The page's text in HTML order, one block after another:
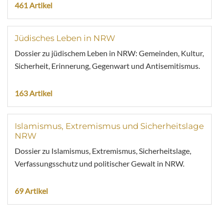
461 Artikel
Jüdisches Leben in NRW
Dossier zu jüdischem Leben in NRW: Gemeinden, Kultur,
Sicherheit, Erinnerung, Gegenwart und Antisemitismus.
163 Artikel
Islamismus, Extremismus und Sicherheitslage
NRW
Dossier zu Islamismus, Extremismus, Sicherheitslage,
Verfassungsschutz und politischer Gewalt in NRW.
69 Artikel